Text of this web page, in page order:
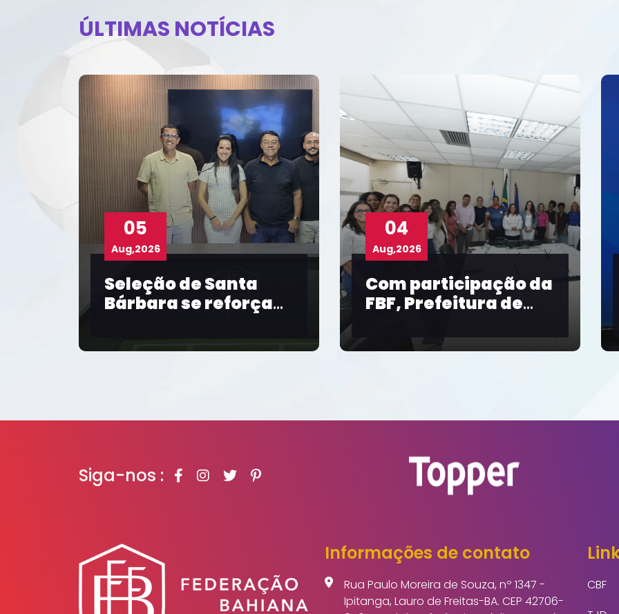
ÚLTIMAS NOTÍCIAS
04
Aug,2026
Com participação da
FBF, Prefeitura de
bate-papo sobre
03
Aug,2026
Taíse Galvão
representa FBF em
Mobilização
Siga-nos :
Informações de contato
Rua Paulo Moreira de Souza, nº 1347 -
Ipitanga, Lauro de Freitas-BA. CEP 42706-
CBF